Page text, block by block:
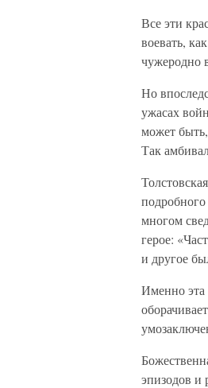
Все эти
воевать,
чужеродно
Но
ужасах
может
Так
многом
герое:
и другое
Именно эта
эпизодов и